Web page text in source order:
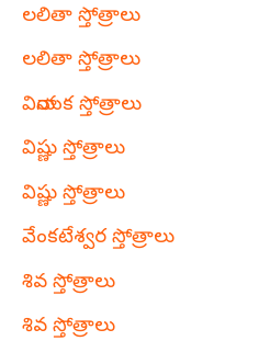
లలితా స్తోత్రాలు
లలితా స్తోత్రాలు
వినాయక స్తోత్రాలు
విష్ణు స్తోత్రాలు
విష్ణు స్తోత్రాలు
వేంకటేశ్వర స్తోత్రాలు
శివ స్తోత్రాలు
శివ స్తోత్రాలు